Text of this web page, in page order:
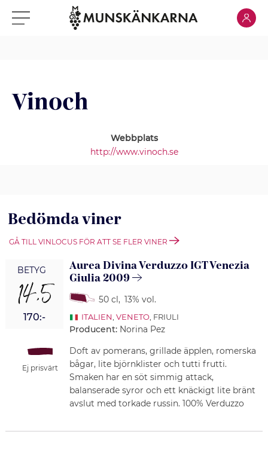
Klicka för meny Klicka
Vinoch
Webbplats
http://www.vinoch.se
Bedömda viner
GÅ TILL VINLOCUS FÖR ATT SE FLER VINER
BETYG
14,5
170:-
Ej prisvärt
Aurea Divina Verduzzo IGT Venezia
Giulia 2009
50 cl, 13% vol.
ITALIEN VENETO, FRIULI
Producent: Norina Pez
Doft av pomerans, grillade äpplen, romerska
bågar, lite björnklister och tutti frutti.
Smaken har en söt simmig attack,
balanserade syror och ett knäckigt lite bränt
avslut med torkade russin. 100% Verduzzo